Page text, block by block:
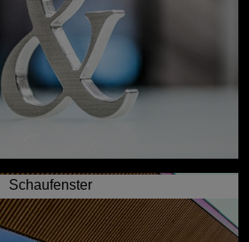
Schaufenster